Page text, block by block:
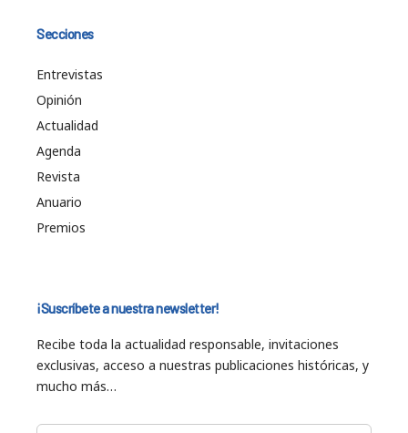
Secciones
Entrevistas
Opinión
Actualidad
Agenda
Revista
Anuario
Premios
¡Suscríbete a nuestra newsletter!
Recibe toda la actualidad responsable, invitaciones
exclusivas, acceso a nuestras publicaciones históricas, y
mucho más…